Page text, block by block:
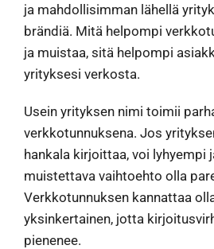
ja mahdollisimman lähellä
brändiä. Mitä helpompi
ja muistaa, sitä helpompi
yrityksesi verkosta.
Usein yrityksen nimi toimii
verkkotunnuksena. Jos
hankala kirjoittaa, voi lyhyempi
muistettava vaihtoehto olla
Verkkotunnuksen kannattaa
yksinkertainen, jotta
pienenee.